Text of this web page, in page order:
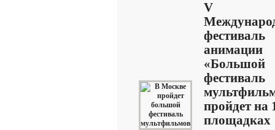
V
фестиваль
анимации
«Большой
фестиваль
пройдет на
площадках